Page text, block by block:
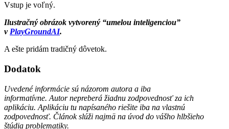
Vstup je voľný.
Ilustračný obrázok vytvorený “umelou inteligenciou”
v PlayGroundAI.
A ešte pridám tradičný dôvetok.
Dodatok
Uvedené informácie sú názorom autora a iba
informatívne. Autor nepreberá žiadnu zodpovednosť za ich
aplikáciu. Aplikáciu tu napísaného riešite iba na vlastnú
zodpovednosť. Článok slúži najmä na úvod do vášho hlbšieho
štúdia problematiky.